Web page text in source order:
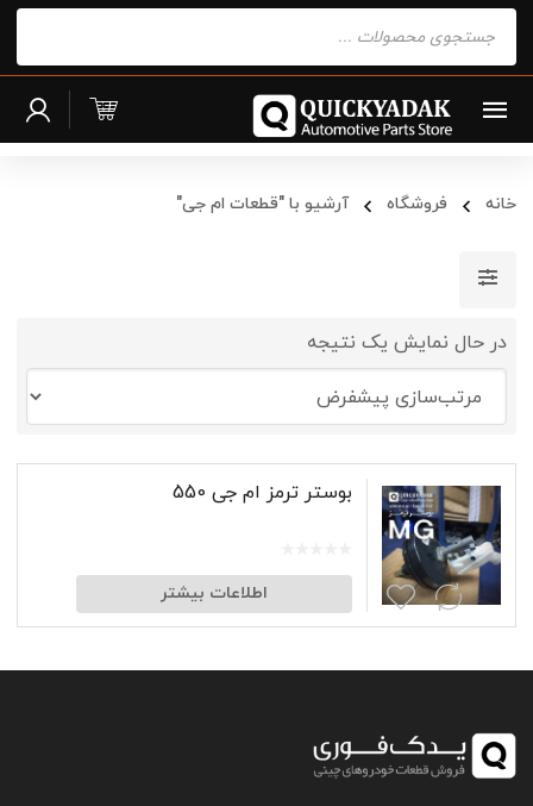
search
خانه فروشگاه آرشیو با "قطعات ام جی"
در حال نمایش یک نتیجه
بوستر ترمز ام جی 550
اطلاعات بیشتر